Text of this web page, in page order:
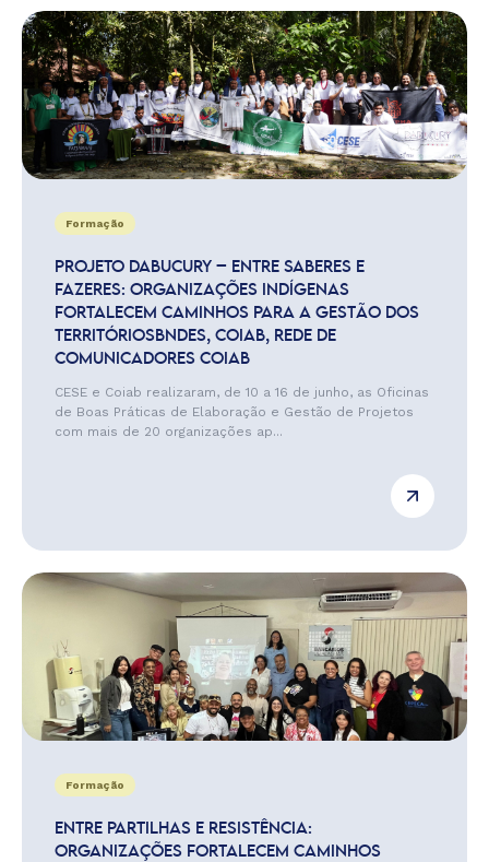
Formação
PROJETO DABUCURY – ENTRE SABERES E
FAZERES: ORGANIZAÇÕES INDÍGENAS
FORTALECEM CAMINHOS PARA A GESTÃO DOS
TERRITÓRIOSBNDES, COIAB, REDE DE
COMUNICADORES COIAB
CESE e Coiab realizaram, de 10 a 16 de junho, as Oficinas
de Boas Práticas de Elaboração e Gestão de Projetos
com mais de 20 organizações ap...
Formação
ENTRE PARTILHAS E RESISTÊNCIA:
ORGANIZAÇÕES FORTALECEM CAMINHOS